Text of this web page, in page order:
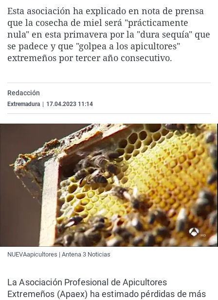
La rosa de los vientos
Gente viajera
Como el perro y el
Caso
Retornados
Equipo de
Operación Viuda
Extremadura
Galicia
La Rioja
Navarra
Virales
Televisión
Elecciones
Esta asociación ha explicado en nota de prensa
que la cosecha de miel será "prácticamente
nula" en esta primavera por la "dura sequía" que
se padece y que "golpea a los apicultores"
extremeños por tercer año consecutivo.
Redacción
Extremadura 17.04.2023 11:14
NUEVAapicultores | Antena 3 Noticias
La Asociación Profesional de Apicultores
Extremeños (Apaex) ha estimado pérdidas de más